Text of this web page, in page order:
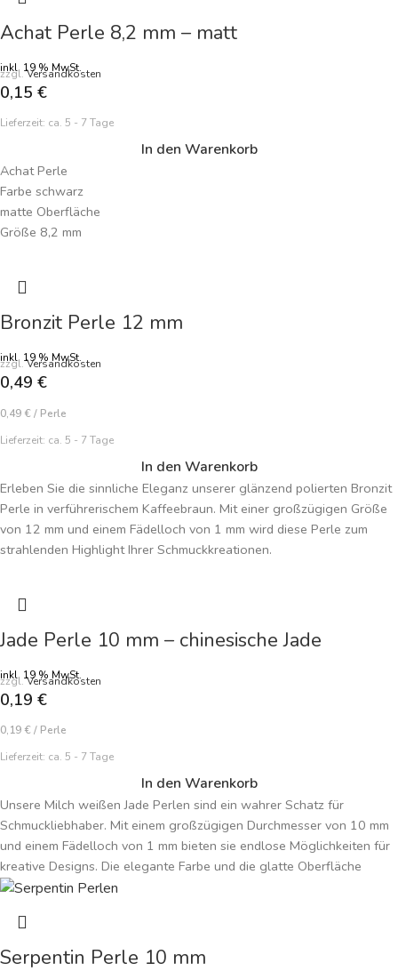
Achat Perle 8,2 mm – matt
inkl. 19 % MwSt.
zzgl.Versandkosten
0,15 €
Lieferzeit: ca. 5 - 7 Tage
In den Warenkorb
Achat Perle
Farbe schwarz
matte Oberfläche
Größe 8,2 mm
Bronzit Perle 12 mm
inkl. 19 % MwSt.
zzgl.Versandkosten
0,49 €
0,49 € / Perle
Lieferzeit: ca. 5 - 7 Tage
In den Warenkorb
Erleben Sie die sinnliche Eleganz unserer glänzend polierten Bronzit
Perle in verführerischem Kaffeebraun. Mit einer großzügigen Größe
von 12 mm und einem Fädelloch von 1 mm wird diese Perle zum
strahlenden Highlight Ihrer Schmuckkreationen.
ermöglicht es Ihnen, exklusive Stücke zu gestalten. Die glänzend
Note, während das warme Kaffeebraun eine zeitlose Eleganz
Perfekt für die Herstellung von auffälligen Armbändern, markanten
Ketten und anderen individuellen Schmuckstücken. Tauchen Sie ein in
die Welt der Bronzit Perlen und lassen Sie sich von ihrer natürlichen
Schönheit inspirieren. Bestellen Sie jetzt und gestalten Sie Schmuck,
Jade Perle 10 mm – chinesische Jade
inkl. 19 % MwSt.
zzgl.Versandkosten
0,19 €
0,19 € / Perle
Lieferzeit: ca. 5 - 7 Tage
In den Warenkorb
Unsere Milch weißen Jade Perlen sind ein wahrer Schatz für
Schmuckliebhaber. Mit einem großzügigen Durchmesser von 10 mm
und einem Fädelloch von 1 mm bieten sie endlose Möglichkeiten für
kreative Designs. Die elegante Farbe und die glatte Oberfläche
verleihen jedem Schmuckstück einen Hauch von Raffinesse und Stil.
Armbändern, Halsketten, Ohrringen und vielem mehr geeignet.
Gönnen Sie sich diese zeitlosen Schönheiten und kreieren Sie
einzigartige Schmuckstücke, die Ihre Persönlichkeit zum Ausdruck
Serpentin Perle 10 mm